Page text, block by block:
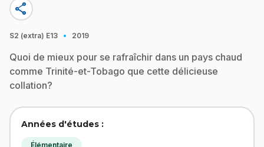
share
S2 (extra) E13 · 2019
Quoi de mieux pour se rafraîchir dans un pays chaud
comme Trinité-et-Tobago que cette délicieuse
collation?
Années d'études :
Élémentaire